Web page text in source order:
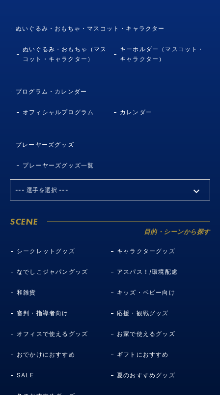
ぬいぐるみ・おもちゃ・マスコット・キャラクター
ぬいぐるみ・おもちゃ（マス
コット・キャラクター）
キーホルダー（マスコット・
キャラクター）
プログラム・カレンダー
オフィシャルプログラム カレンダー
プレーヤーズグッズ
プレーヤーズグッズ一覧
SCENE
目的・シーンから探す
シークレットグッズ キャラクターグッズ
なでしこジャパングッズ アスパス！/環境配慮
和雑貨 キッズ・ベビー向け
審判・指導者向け 応援・観戦グッズ
オフィスで使えるグッズ お家で使えるグッズ
おでかけにおすすめ ギフトにおすすめ
SALE 夏のおすすめグッズ